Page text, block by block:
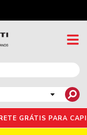
GRÁTIS PARA